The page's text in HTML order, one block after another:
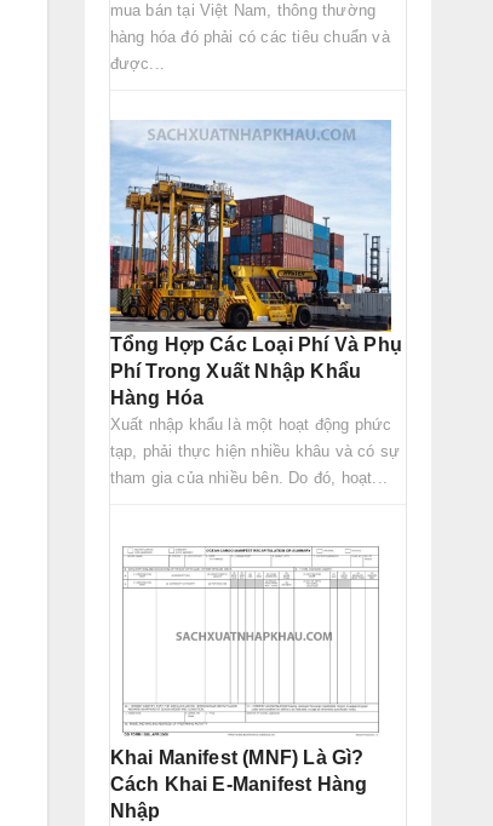
mua bán tại Việt Nam, thông thường
hàng hóa đó phải có các tiêu chuẩn và
được...
Tổng Hợp Các Loại Phí Và Phụ
Phí Trong Xuất Nhập Khẩu
Hàng Hóa
Xuất nhập khẩu là một hoạt động phức
tạp, phải thực hiện nhiều khâu và có sự
tham gia của nhiều bên. Do đó, hoạt...
Khai Manifest (MNF) Là Gì?
Cách Khai E-Manifest Hàng
Nhập